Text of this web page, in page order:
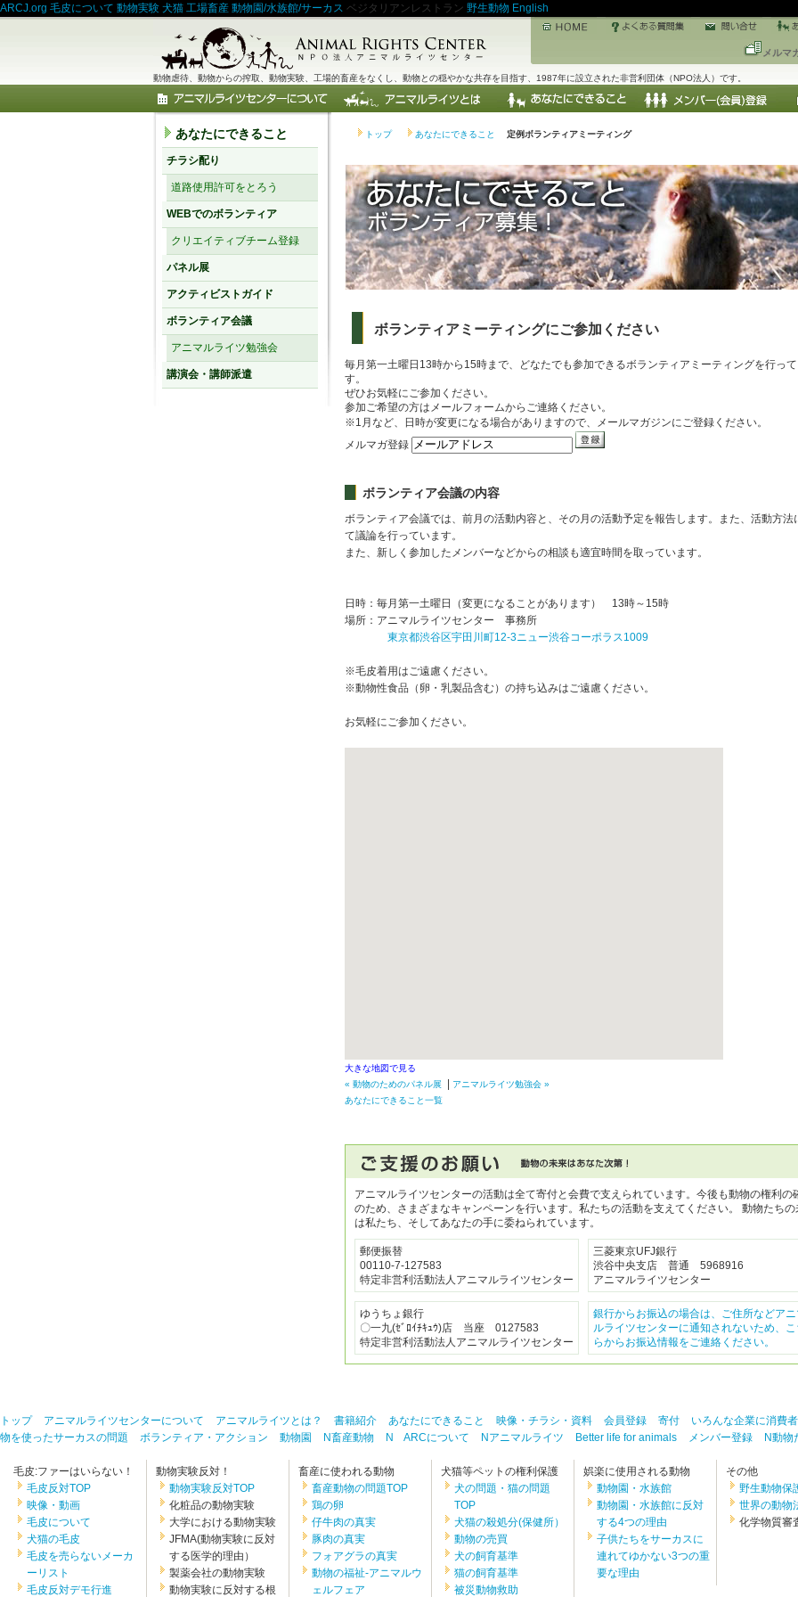
ARCJ.org 毛皮について 動物実験 犬猫 工場畜産 動物園/水族館/サーカス ベジタリアンレストラン 野生動物 English
メルマ
動物虐待、動物からの搾取、動物実験、工場的畜産をなくし、動物との穏やかな共存を目指す、1987年に設立された非営利団体（NPO法人）です。
トップ あなたにできること 定例ボランティアミーティング
ボランティアミーティングにご参加ください
毎月第一土曜日13時から15時まで、どなたでも参加できるボランティアミーティングを行っ
す。
ぜひお気軽にご参加ください。
参加ご希望の方はメールフォームからご連絡ください。
※1月など、日時が変更になる場合がありますので、メールマガジンにご登録ください。
メルマガ登録
ボランティア会議の内容
ボランティア会議では、前月の活動内容と、その月の活動予定を報告します。また、活動方法
て議論を行っています。
また、新しく参加したメンバーなどからの相談も適宜時間を取っています。
日時：毎月第一土曜日（変更になることがあります） 13時～15時
場所：アニマルライツセンター 事務所
東京都渋谷区宇田川町12-3ニュー渋谷コーポラス1009
※毛皮着用はご遠慮ください。
※動物性食品（卵・乳製品含む）の持ち込みはご遠慮ください。
お気軽にご参加ください。
大きな地図で見る
« 動物のためのパネル展
アニマルライツ勉強会 »
あなたにできること一覧
アニマルライツセンターの活動は全て寄付と会費で支えられています。今後も動物の権利の
のため、さまざまなキャンペーンを行います。私たちの活動を支えてください。 動物たちの
は私たち、そしてあなたの手に委ねられています。
郵便振替
00110-7-127583
特定非営利活動法人アニマルライツセンター
三菱東京UFJ銀行
渋谷中央支店 普通 5968916
アニマルライツセンター
ゆうちょ銀行
〇一九(ｾﾞﾛｲﾁｷｭｳ)店 当座 0127583
特定非営利活動法人アニマルライツセンター
銀行からお振込の場合は、ご住所などア
ルライツセンターに通知されないため、
らからお振込情報をご連絡ください。
あなたにできること
チラシ配り
道路使用許可をとろう
WEBでのボランティア
クリエイティブチーム登録
パネル展
アクティビストガイド
ボランティア会議
アニマルライツ勉強会
講演会・講師派遣
トップ アニマルライツセンターについて アニマルライツとは？ 書籍紹介 あなたにできること 映像・チラシ・資料 会員登録 寄付
いろんな企業に消費
物を使ったサーカスの問題
ボランティア・アクション 動物園 N畜産動物 N ARCについて Nアニマルライツ Better life for animals メンバー登録 N動物
毛皮:ファーはいらない！
毛皮反対TOP
映像・動画
毛皮について
犬猫の毛皮
毛皮を売らないメーカ
ーリスト
毛皮反対デモ行進
動物実験反対！
動物実験反対TOP
化粧品の動物実験
大学における動物実験
JFMA(動物実験に反対
する医学的理由）
製薬会社の動物実験
動物実験に反対する根
畜産に使われる動物
畜産動物の問題TOP
鶏の卵
仔牛肉の真実
豚肉の真実
フォアグラの真実
動物の福祉-アニマルウ
ェルフェア
犬猫等ペットの権利保護
犬の問題・猫の問題
TOP
犬猫の殺処分(保健所）
動物の売買
犬の飼育基準
猫の飼育基準
被災動物救助
娯楽に使用される動物
動物園・水族館
動物園・水族館に反対
する4つの理由
子供たちをサーカスに
連れてゆかない3つの重
要な理由
その他
野生動物保
世界の動物
化学物質審